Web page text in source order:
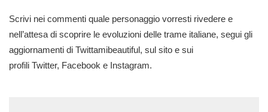
Scrivi nei commenti quale personaggio vorresti rivedere e
nell’attesa di scoprire le evoluzioni delle trame italiane, segui gli
aggiornamenti di Twittamibeautiful, sul sito e sui
profili Twitter, Facebook e Instagram.